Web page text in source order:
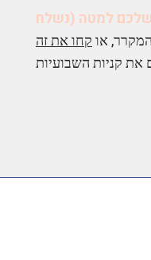
שלכם למטה (נשלח
או קחו את זה